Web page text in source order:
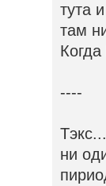
тута
там
----
ни